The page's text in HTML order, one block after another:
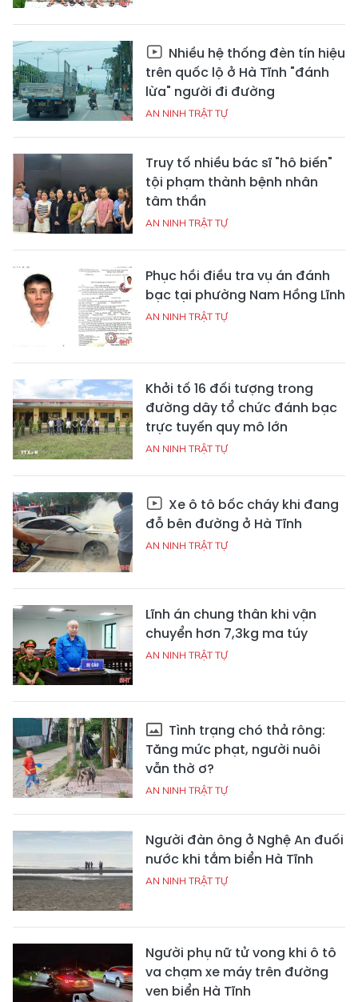
Nhiều hệ thống đèn tín hiệu
trên quốc lộ ở Hà Tĩnh "đánh
lừa" người đi đường
AN NINH TRẬT TỰ
Truy tố nhiều bác sĩ "hô biến"
tội phạm thành bệnh nhân
tâm thần
AN NINH TRẬT TỰ
Phục hồi điều tra vụ án đánh
bạc tại phường Nam Hồng Lĩnh
AN NINH TRẬT TỰ
Khởi tố 16 đối tượng trong
đường dây tổ chức đánh bạc
trực tuyến quy mô lớn
AN NINH TRẬT TỰ
Xe ô tô bốc cháy khi đang
đỗ bên đường ở Hà Tĩnh
AN NINH TRẬT TỰ
Lĩnh án chung thân khi vận
chuyển hơn 7,3kg ma túy
AN NINH TRẬT TỰ
Tình trạng chó thả rông:
Tăng mức phạt, người nuôi
vẫn thờ ơ?
AN NINH TRẬT TỰ
Người đàn ông ở Nghệ An đuối
nước khi tắm biển Hà Tĩnh
AN NINH TRẬT TỰ
Người phụ nữ tử vong khi ô tô
va chạm xe máy trên đường
ven biển Hà Tĩnh